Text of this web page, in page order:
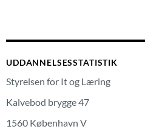
UDDANNELSESSTATISTIK
Styrelsen for It og Læring
Kalvebod brygge 47
1560 København V